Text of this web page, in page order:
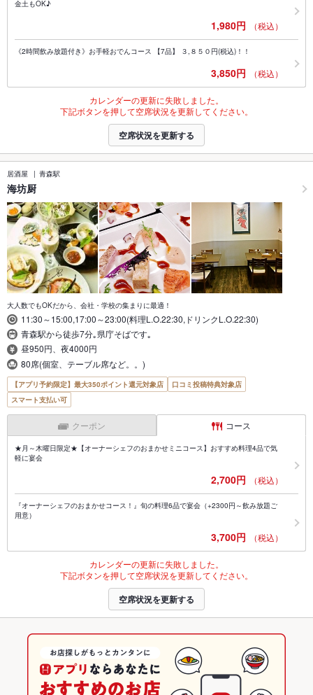
金土もOK♪
1,980円 （税込）
《2時間飲み放題付き》お手軽おでんコース 【7品】 ３,８５０円(税込)！！
3,850円 （税込）
カレンダーの更新に失敗しました。
下記ボタンを押して空席状況を更新してください。
空席状況を更新する
居酒屋 青森駅
海坊厨
大人数でもOKだから、会社・学校の集まりに最適！
11:30～15:00,17:00～23:00(料理L.O.22:30,ドリンクL.O.22:30)
青森駅から徒歩7分｡県庁そばです｡
昼950円、夜4000円
80席(個室、テーブル席など。。)
【アプリ予約限定】最大350ポイント還元対象店
口コミ投稿特典対象店
スマート支払い可
クーポン コース
★月～木曜日限定★【オーナーシェフのおまかせミニコース】おすすめ料理4品で気
軽に宴会
2,700円 （税込）
『オーナーシェフのおまかせコース！』旬の料理6品で宴会（+2300円～飲み放題ご
用意）
3,700円 （税込）
カレンダーの更新に失敗しました。
下記ボタンを押して空席状況を更新してください。
空席状況を更新する